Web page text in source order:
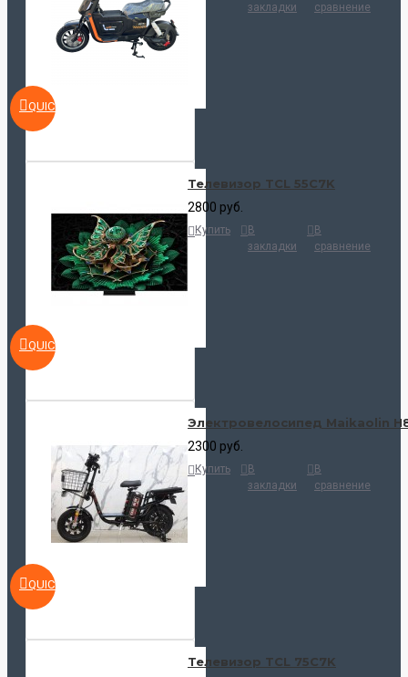
QUICKVIEW
закладки
сравнение
QUICKVIEW
Телевизор TCL 55C7K
2800 руб.
Купить
В
закладки
В
сравнение
QUICKVIEW
Электровелосипед Maikaolin
2300 руб.
Купить
В
закладки
В
сравнение
Телевизор TCL 75C7K